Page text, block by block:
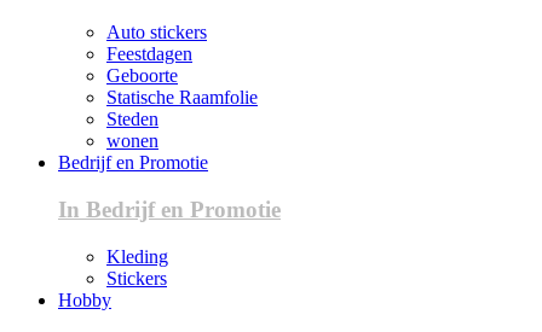
Auto stickers
Feestdagen
Geboorte
Statische Raamfolie
Steden
wonen
Bedrijf en Promotie
In Bedrijf en Promotie
Kleding
Stickers
Hobby